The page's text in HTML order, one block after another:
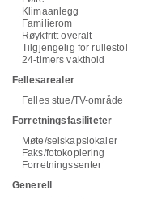
Klimaanlegg
Familierom
Røykfritt overalt
Tilgjengelig for rullestol
24-timers vakthold
Fellesarealer
Felles stue/TV-område
Forretningsfasiliteter
Møte/selskapslokaler
Faks/fotokopiering
Forretningssenter
Generell